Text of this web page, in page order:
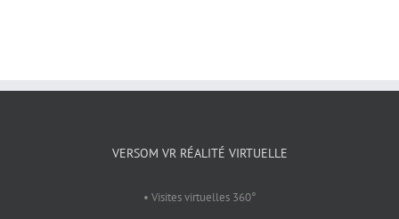
VERSOM VR RÉALITÉ VIRTUELLE
• Visites virtuelles 360°